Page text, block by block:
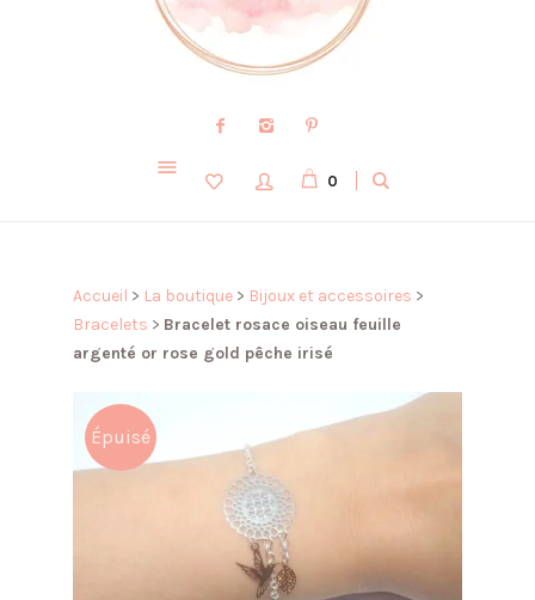
0
Accueil > La boutique> Bijoux et accessoires >
Bracelets > Bracelet rosace oiseau feuille
argenté or rose gold pêche irisé
Épuisé